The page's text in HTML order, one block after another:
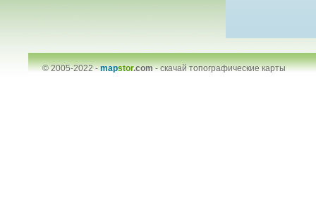
© 2005-2022 -mapstor.com-скачай топографические карты